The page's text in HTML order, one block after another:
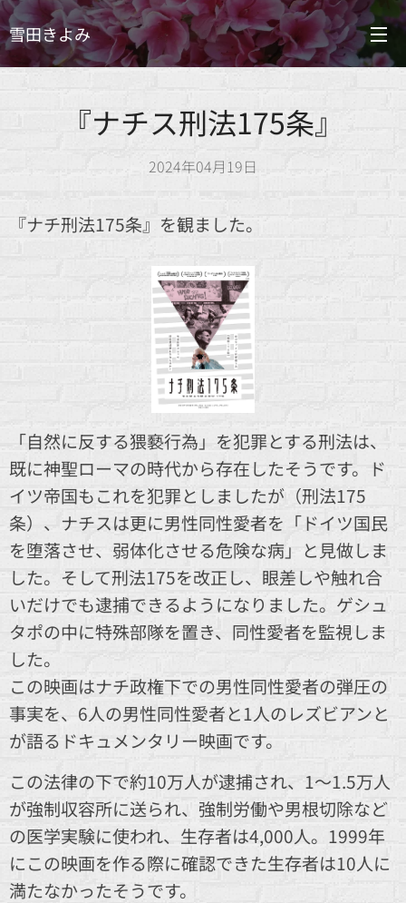
雪田きよみ
『ナチス刑法175条』
2024年04月19日
『ナチ刑法175条』を観ました。
「自然に反する猥褻行為」を犯罪とする刑法は、
既に神聖ローマの時代から存在したそうです。ド
イツ帝国もこれを犯罪としましたが（刑法175
条）、ナチスは更に男性同性愛者を「ドイツ国民
を堕落させ、弱体化させる危険な病」と見做しま
した。そして刑法175を改正し、眼差しや触れ合
いだけでも逮捕できるようになりました。ゲシュ
タポの中に特殊部隊を置き、同性愛者を監視しま
した。
この映画はナチ政権下での男性同性愛者の弾圧の
事実を、6人の男性同性愛者と1人のレズビアンと
が語るドキュメンタリー映画です。
この法律の下で約10万人が逮捕され、1～1.5万人
が強制収容所に送られ、強制労働や男根切除など
の医学実験に使われ、生存者は4,000人。1999年
にこの映画を作る際に確認できた生存者は10人に
満たなかったそうです。